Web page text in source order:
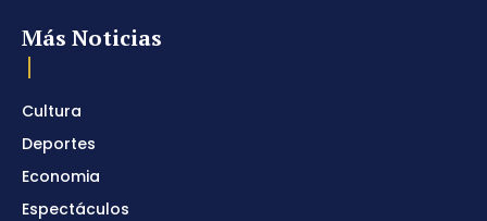
Más Noticias
Cultura
Deportes
Economia
Espectáculos